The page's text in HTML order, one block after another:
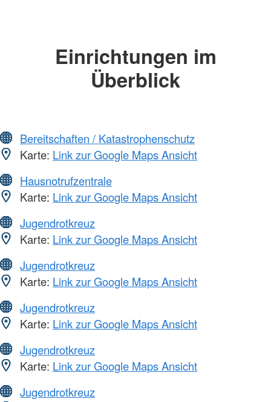
Einrichtungen im
Überblick
Bereitschaften / Katastrophenschutz
Karte: Link zur Google Maps Ansicht
Hausnotrufzentrale
Karte: Link zur Google Maps Ansicht
Jugendrotkreuz
Karte: Link zur Google Maps Ansicht
Jugendrotkreuz
Karte: Link zur Google Maps Ansicht
Jugendrotkreuz
Karte: Link zur Google Maps Ansicht
Jugendrotkreuz
Karte: Link zur Google Maps Ansicht
Jugendrotkreuz